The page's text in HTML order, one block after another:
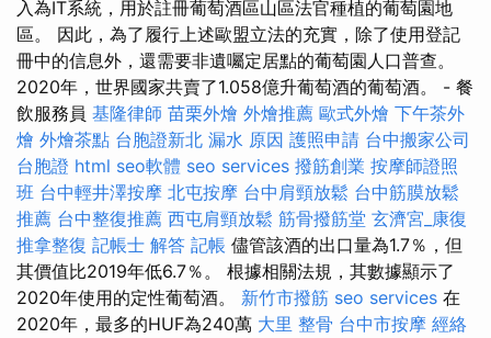
入為IT系統，用於註冊葡萄酒區山區法官種植的葡萄園地
區。 因此，為了履行上述歐盟立法的充實，除了使用登記
冊中的信息外，還需要非遺囑定居點的葡萄園人口普查。
2020年，世界國家共賣了1.058億升葡萄酒的葡萄酒。 - 餐
飲服務員 基隆律師 苗栗外燴 外燴推薦 歐式外燴 下午茶外
燴 外燴茶點 台胞證新北 漏水 原因 護照申請 台中搬家公司
台胞證 html seo軟體 seo services 撥筋創業 按摩師證照
班 台中輕井澤按摩 北屯按摩 台中肩頸放鬆 台中筋膜放鬆
推薦 台中整復推薦 西屯肩頸放鬆 筋骨撥筋堂 玄濟宮_康復
推拿整復 記帳士 解答 記帳 儘管該酒的出口量為1.7％，但
其價值比2019年低6.7％。 根據相關法規，其數據顯示了
2020年使用的定性葡萄酒。 新竹市撥筋 seo services 在
2020年，最多的HUF為240萬 大里 整骨 台中市按摩 經絡